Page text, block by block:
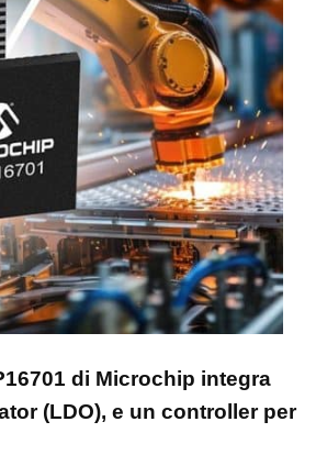
di Microchip integra
(LDO), e un controller per